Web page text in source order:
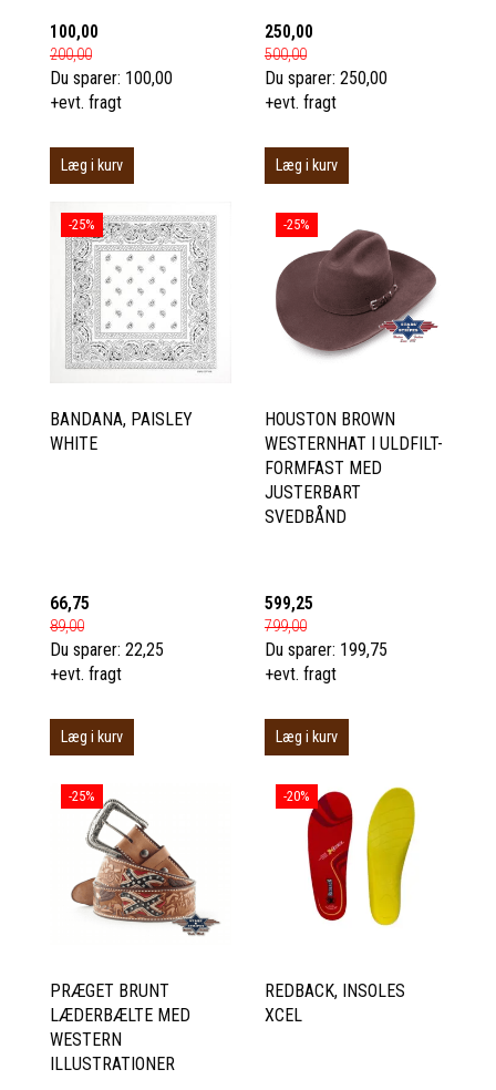
100,00
200,00
Du sparer: 100,00
+evt. fragt
Læg i kurv
250,00
500,00
Du sparer: 250,00
+evt. fragt
Læg i kurv
-25%
BANDANA, PAISLEY
WHITE
66,75
89,00
Du sparer: 22,25
+evt. fragt
Læg i kurv
-25%
HOUSTON BROWN
WESTERNHAT I ULDFILT-
FORMFAST MED
JUSTERBART
SVEDBÅND
599,25
799,00
Du sparer: 199,75
+evt. fragt
Læg i kurv
-25%
PRÆGET BRUNT
LÆDERBÆLTE MED
WESTERN
ILLUSTRATIONER
-20%
REDBACK, INSOLES
XCEL